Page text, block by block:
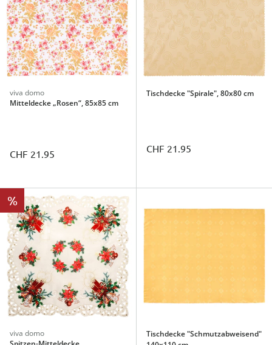
viva domo
Mitteldecke „Rosen“, 85x85 cm
CHF 21.95
Tischdecke "Spirale", 80x80 cm
CHF 21.95
%
viva domo
Tischdecke "Schmutzabweisend"